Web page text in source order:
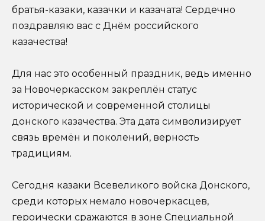
братья-казаки, казачки и казачата! Сердечно
поздравляю вас с Днём российского
казачества!
Для нас это особенный праздник, ведь именно
за Новочеркасском закреплён статус
исторической и современной столицы
донского казачества. Эта дата символизирует
связь времён и поколений, верность
традициям.
Сегодня казаки Всевеликого войска Донского,
среди которых немало новочеркасцев,
героически сражаются в зоне Специальной